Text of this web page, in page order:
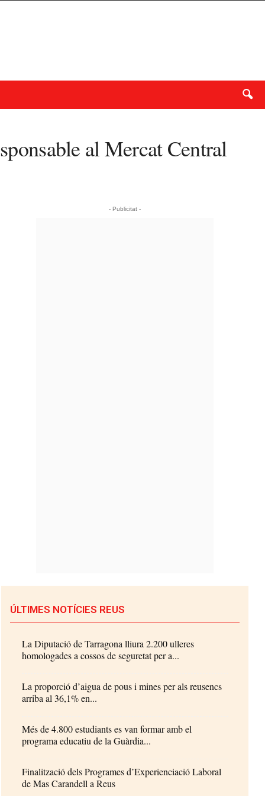
al Mercat Central
- Publicitat -
ÚLTIMES NOTÍCIES REUS
La Diputació de Tarragona lliura 2.200 ulleres
homologades a cossos de seguretat per a...
La proporció d’aigua de pous i mines per als reusencs
arriba al 36,1% en...
Més de 4.800 estudiants es van formar amb el
programa educatiu de la Guàrdia...
Finalització dels Programes d’Experienciació Laboral
de Mas Carandell a Reus